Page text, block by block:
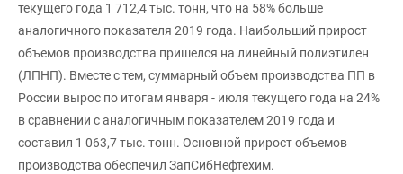
текущего года 1 712,4 тыс. тонн, что на 58% больше
аналогичного показателя 2019 года. Наибольший прирост
объемов производства пришелся на линейный полиэтилен
(ЛПНП). Вместе с тем, суммарный объем производства ПП в
России вырос по итогам января - июля текущего года на 24%
в сравнении с аналогичным показателем 2019 года и
составил 1 063,7 тыс. тонн. Основной прирост объемов
производства обеспечил ЗапСибНефтехим.